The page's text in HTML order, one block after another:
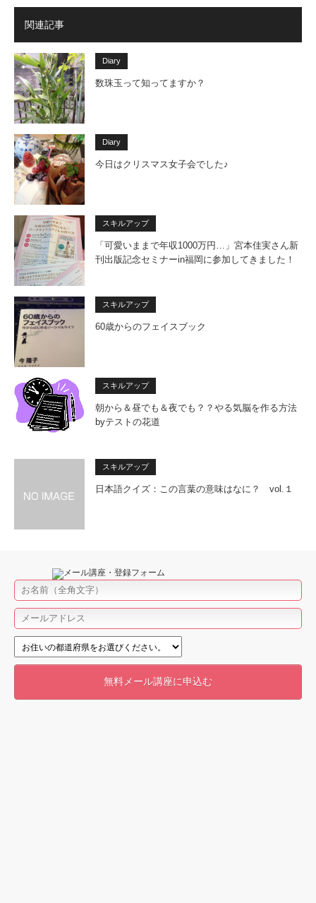
関連記事
Diary
数珠玉って知ってますか？
Diary
今日はクリスマス女子会でした♪
スキルアップ
「可愛いままで年収1000万円…」宮本佳実さん新
刊出版記念セミナーin福岡に参加してきました！
スキルアップ
60歳からのフェイスブック
スキルアップ
朝から＆昼でも＆夜でも？？やる気脳を作る方法
byテストの花道
スキルアップ
日本語クイズ：この言葉の意味はなに？ vol.１